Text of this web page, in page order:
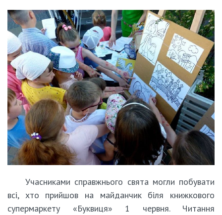
Учасниками справжнього свята могли побувати
всі, хто прийшов на майданчик біля книжкового
супермаркету «Буквиця» 1 червня. Читання